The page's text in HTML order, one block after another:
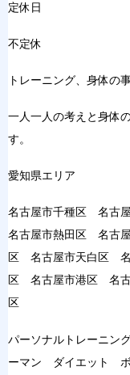
定休日
不定休
トレーニング、身体の
一人一人の考えと身体
す。
愛知県エリア
名古屋市千種区 名古
名古屋市熱田区 名古
区 名古屋市天白区
区 名古屋市港区 名
区
パーソナルトレーニ
ーマン ダイエット